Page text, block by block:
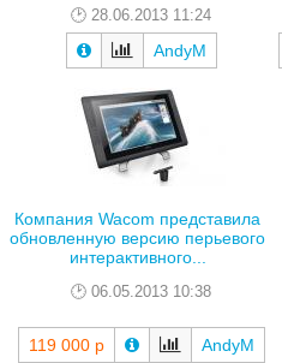
28.06.2013 11:24
AndyM
Компания Waсom представила
обновленную версию перьевого
интерактивного...
06.05.2013 10:38
119 000 р AndyM